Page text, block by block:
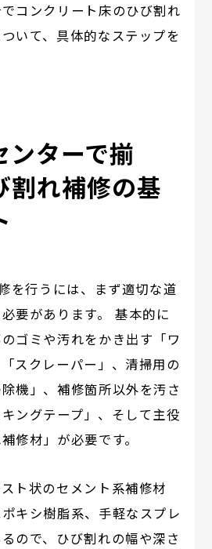
コンクリート床のひび割れ
いて、具体的なステップを
ンターで揃
割れ補修の基
を行うには、まず適切な道
要があります。 基本的に
ゴミや汚れをかき出す「ワ
スクレーパー」、清掃用の
除機」、補修箇所以外を汚さ
ングテープ」、そして主役
修材」が必要です。
ト状のセメント系補修材
キシ樹脂系、手軽なスプレ
ので、ひび割れの幅や深さ